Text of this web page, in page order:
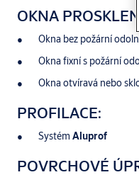
OKNA
Okna bez požární
Okna fixní s požární
Okna otvíravá nebo
PROFILACE:
Systém Aluprof
POVRCHOVÉ